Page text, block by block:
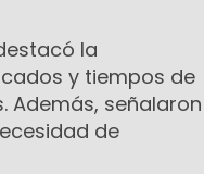
la
y tiempos de
Además, señalaron
de